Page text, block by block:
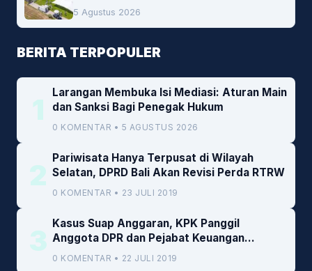
Lokal Jadi Prioritas
5 Agustus 2026
BERITA TERPOPULER
1
Larangan Membuka Isi Mediasi: Aturan Main
dan Sanksi Bagi Penegak Hukum
0 KOMENTAR • 5 AGUSTUS 2026
2
Pariwisata Hanya Terpusat di Wilayah
Selatan, DPRD Bali Akan Revisi Perda RTRW
0 KOMENTAR • 23 JULI 2019
3
Kasus Suap Anggaran, KPK Panggil
Anggota DPR dan Pejabat Keuangan
Kemenkeu
0 KOMENTAR • 22 JULI 2019